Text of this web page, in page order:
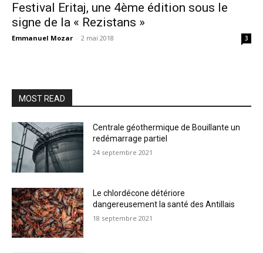
Festival Eritaj, une 4ème édition sous le
signe de la « Rezistans »
Emmanuel Mozar - 2 mai 2018 3
MOST READ
Centrale géothermique de Bouillante un
redémarrage partiel
24 septembre 2021
Le chlordécone détériore
dangereusement la santé des Antillais
18 septembre 2021